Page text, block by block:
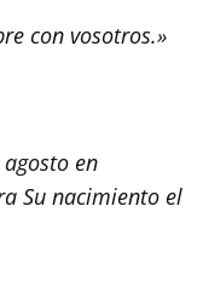
con vosotros.»
en
Su nacimiento el